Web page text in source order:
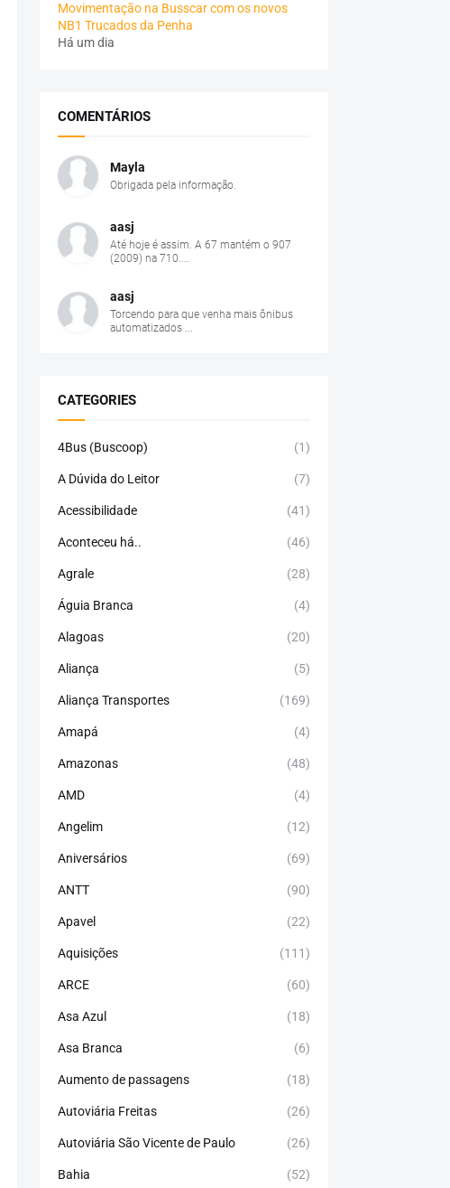
Movimentação na Busscar com os novos
NB1 Trucados da Penha
Há um dia
COMENTÁRIOS
Mayla
Obrigada pela informação.
aasj
Até hoje é assim. A 67 mantém o 907
(2009) na 710....
aasj
Torcendo para que venha mais ônibus
automatizados ...
CATEGORIES
4Bus (Buscoop) (1)
A Dúvida do Leitor (7)
Acessibilidade (41)
Aconteceu há.. (46)
Agrale (28)
Águia Branca (4)
Alagoas (20)
Aliança (5)
Aliança Transportes (169)
Amapá (4)
Amazonas (48)
AMD (4)
Angelim (12)
Aniversários (69)
ANTT (90)
Apavel (22)
Aquisições (111)
ARCE (60)
Asa Azul (18)
Asa Branca (6)
Aumento de passagens (18)
Autoviária Freitas (26)
Autoviária São Vicente de Paulo (26)
Bahia (52)